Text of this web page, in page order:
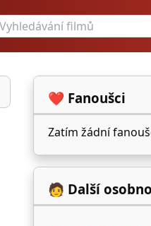
❤️ Fanoušci
Zatím žádní
🧑 Další